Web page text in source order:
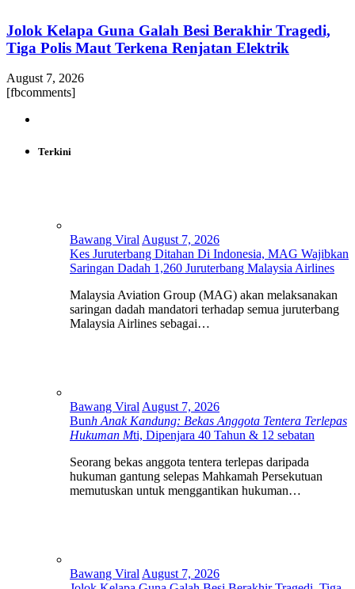
Jolok Kelapa Guna Galah Besi Berakhir Tragedi,
Tiga Polis Maut Terkena Renjatan Elektrik
August 7, 2026
[fbcomments]
Terkini
Bawang Viral August 7, 2026
Kes Juruterbang Ditahan Di Indonesia, MAG Wajibkan
Saringan Dadah 1,260 Juruterbang Malaysia Airlines
Malaysia Aviation Group (MAG) akan melaksanakan
saringan dadah mandatori terhadap semua juruterbang
Malaysia Airlines sebagai…
Bawang Viral August 7, 2026
Bunh Anak Kandung: Bekas Anggota Tentera Terlepas
Hukuman Mti, Dipenjara 40 Tahun & 12 sebatan
Seorang bekas anggota tentera terlepas daripada
hukuman gantung selepas Mahkamah Persekutuan
memutuskan untuk menggantikan hukuman…
Bawang Viral August 7, 2026